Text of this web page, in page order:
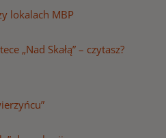
lokalach MBP
„Nad Skałą” – czytasz?